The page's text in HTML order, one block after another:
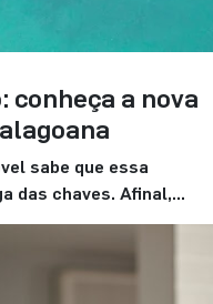
conheça a nova
sabe que essa
das chaves. Afinal,
fase. E, para viver
contar com uma
a diferença. É